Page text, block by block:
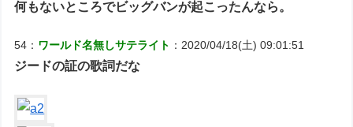
何もないところでビッグバンが起こったんなら。
54： ワールド名無しサテライト ：2020/04/18(土) 09:01:51
ジードの証の歌詞だな